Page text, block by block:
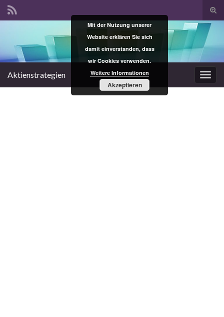
Search for:
Aktienstrategien
Mit der Nutzung unserer
Website erklären Sie sich
damit einverstanden, dass
wir Cookies verwenden.
Weitere Informationen
Akzeptieren